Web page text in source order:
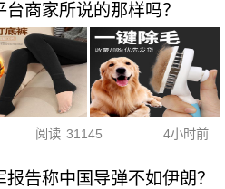
商家所说的那样吗？
阅读 31145 4小时前
告称中国导弹不如伊朗？